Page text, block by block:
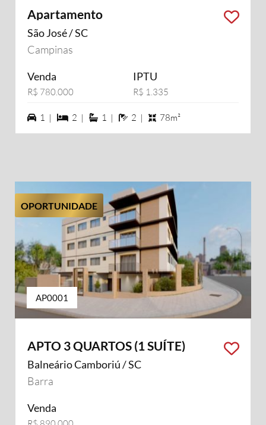
Apartamento
São José / SC
Campinas
Venda
R$ 780.000
IPTU
R$ 1.335
1 vagas na garagem
1 | 2 dormiórios
2 | 1 suítes
1 | 2 banheiros
2 | 78m²
OPORTUNIDADE
AP0001
APTO 3 QUARTOS (1 SUÍTE)
Balneário Camboriú / SC
Barra
Venda